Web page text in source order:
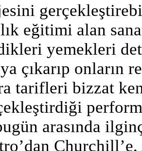
eğitimi alan
yemekleri
çıkarıp onların
tarifleri bizzat
arasında